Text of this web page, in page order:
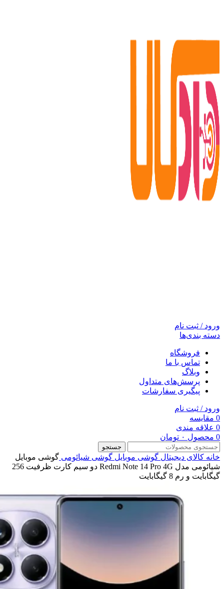
ورود / ثبت نام
دسته بندی‌ها
فروشگاه
تماس با ما
وبلاگ
پرسش‌های متداول
پیگیری سفارشات
ورود / ثبت نام
0 مقایسه
0 علاقه مندی
0 محصول ۰ تومان
جستجو
خانه کالای دیجیتال گوشی موبایل گوشی شیائومی گوشی موبایل
شیائومی مدل Redmi Note 14 Pro 4G دو سیم کارت ظرفیت 256
گیگابایت و رم 8 گیگابایت